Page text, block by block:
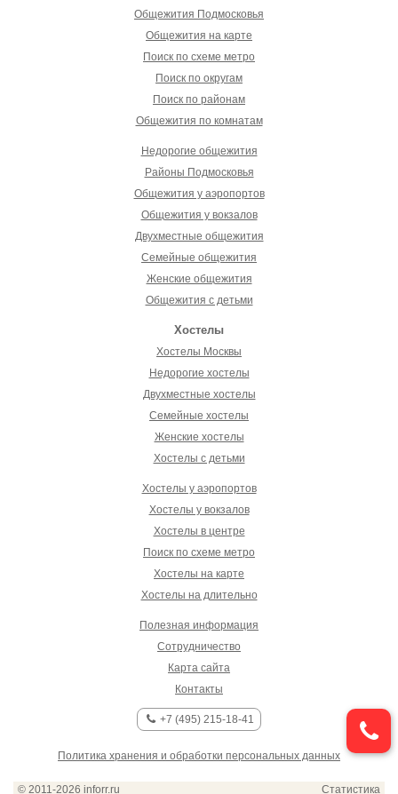
Общежития Подмосковья
Общежития на карте
Поиск по схеме метро
Поиск по округам
Поиск по районам
Общежития по комнатам
Недорогие общежития
Районы Подмосковья
Общежития у аэропортов
Общежития у вокзалов
Двухместные общежития
Семейные общежития
Женские общежития
Общежития с детьми
Хостелы
Хостелы Москвы
Недорогие хостелы
Двухместные хостелы
Семейные хостелы
Женские хостелы
Хостелы с детьми
Хостелы у аэропортов
Хостелы у вокзалов
Хостелы в центре
Поиск по схеме метро
Хостелы на карте
Хостелы на длительно
Полезная информация
Сотрудничество
Карта сайта
Контакты
+7 (495) 215-18-41
Политика хранения и обработки персональных данных
© 2011-2026 inforr.ru Статистика